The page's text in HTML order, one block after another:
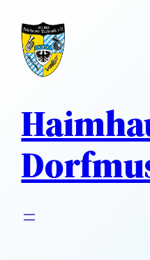
zum
Inhalt
wechseln